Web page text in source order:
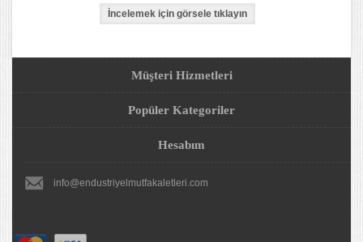
Müşteri Hizmetleri
Popüler Kategoriler
Hesabım
info@endustriyelmutfakaletleri.com